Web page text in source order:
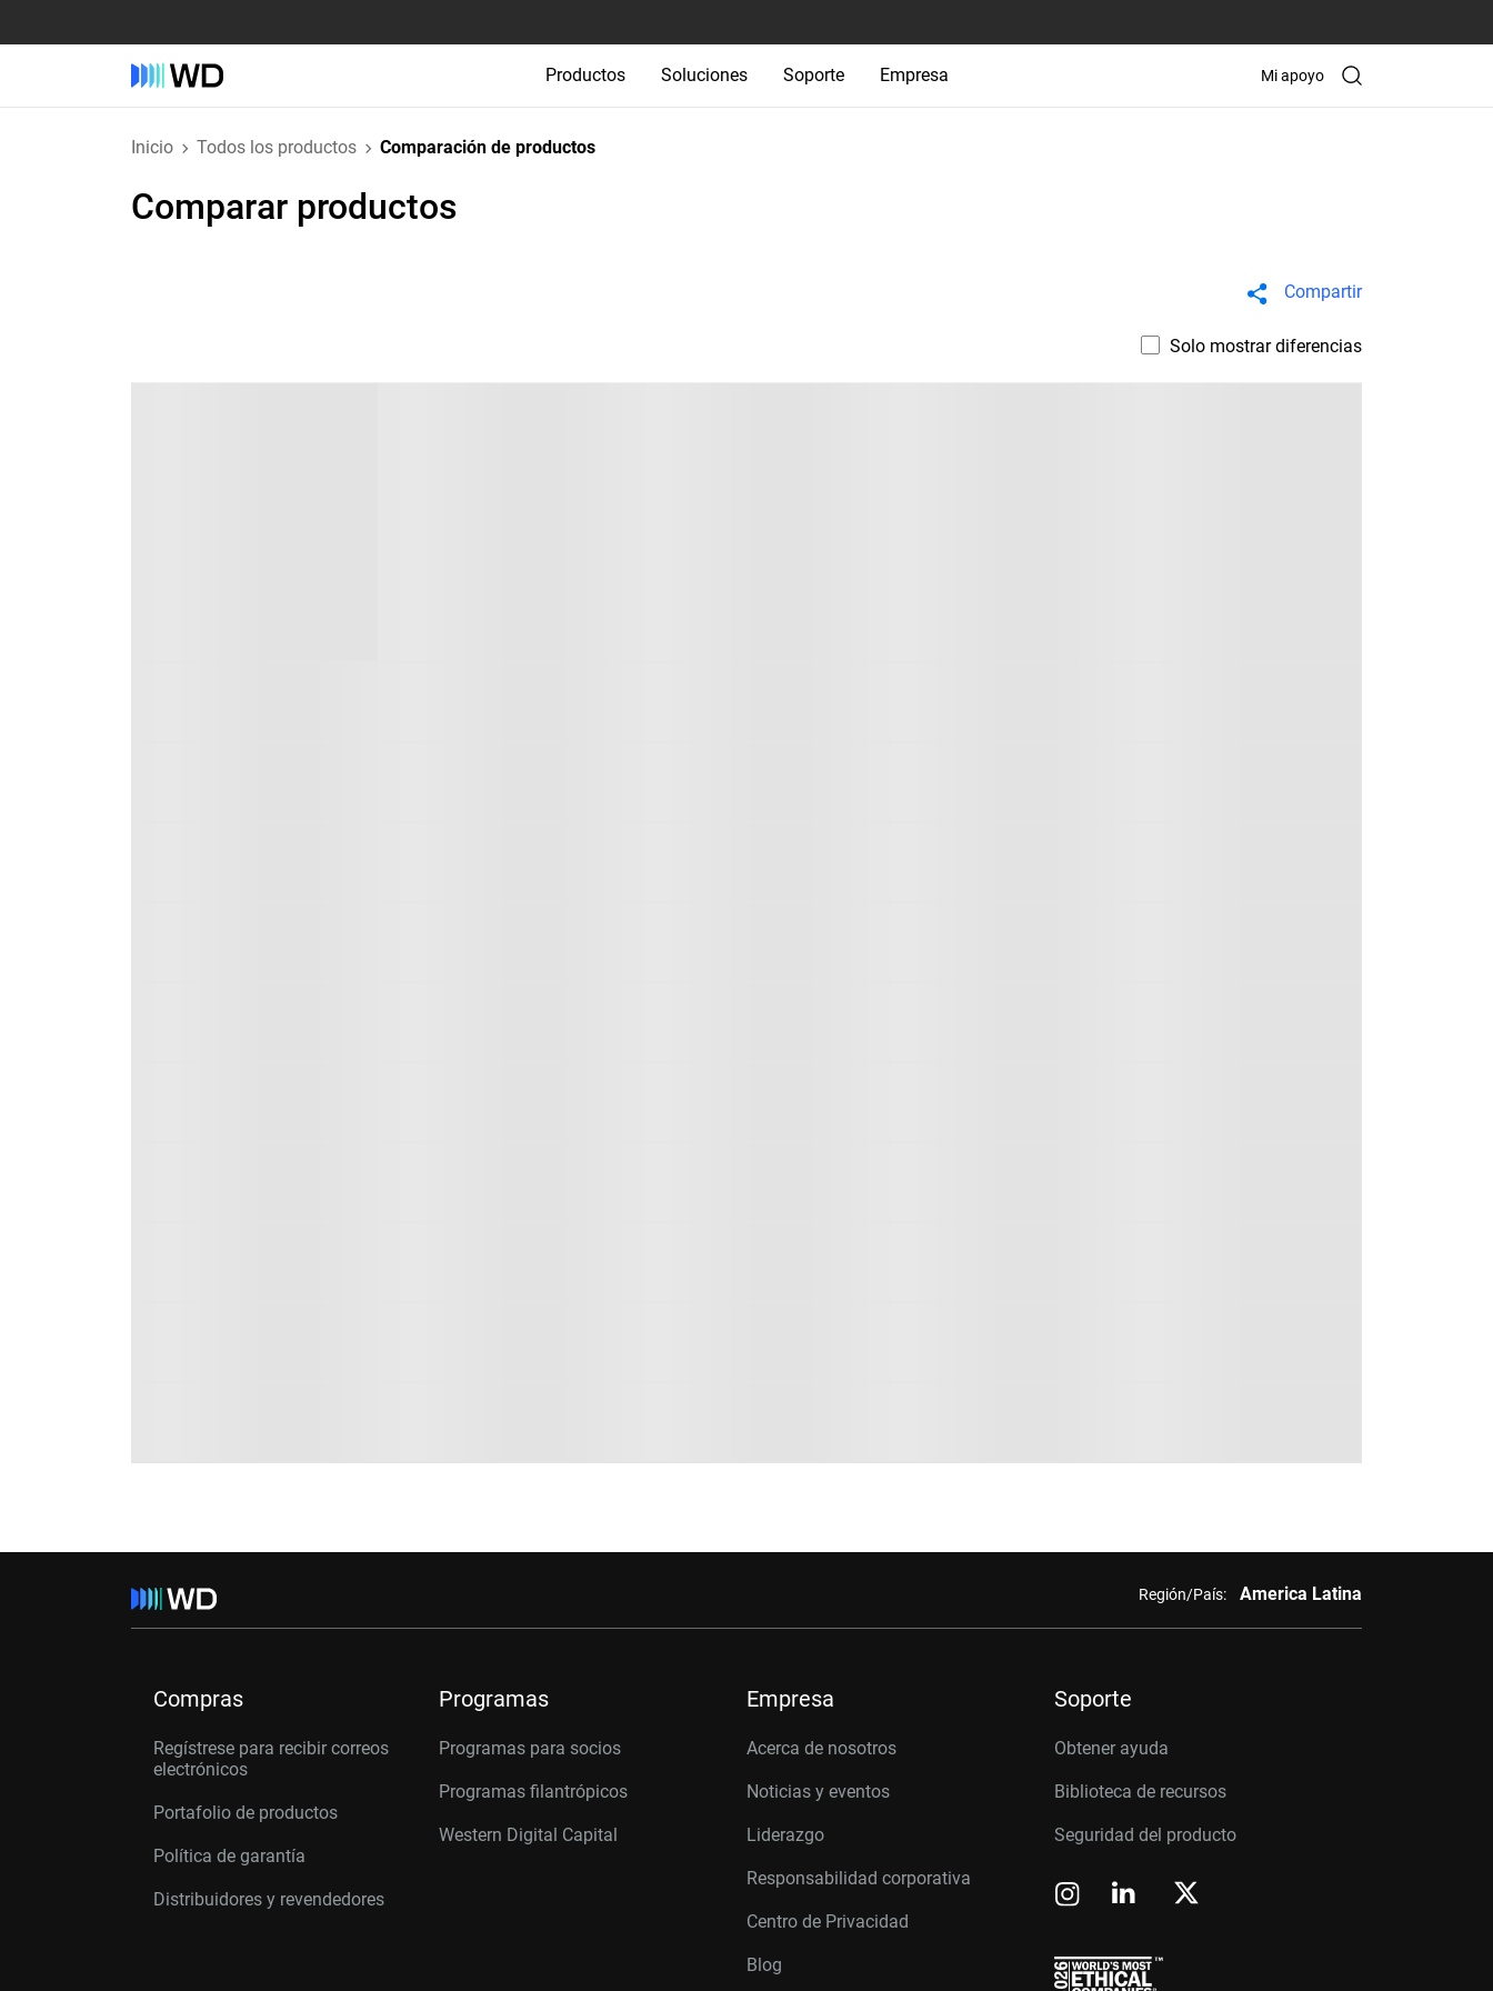
Productos Soluciones Soporte Empresa Mi apoyo
Inicio Todos los productos Comparación de productos
Comparar productos
Compartir
Solo mostrar diferencias
Región/País: America Latina
Compras
Regístrese para recibir correos
electrónicos
Portafolio de productos
Política de garantía
Distribuidores y revendedores
Programas
Programas para socios
Programas filantrópicos
Western Digital Capital
Empresa
Acerca de nosotros
Noticias y eventos
Liderazgo
Responsabilidad corporativa
Centro de Privacidad
Blog
Soporte
Obtener ayuda
Biblioteca de recursos
Seguridad del producto